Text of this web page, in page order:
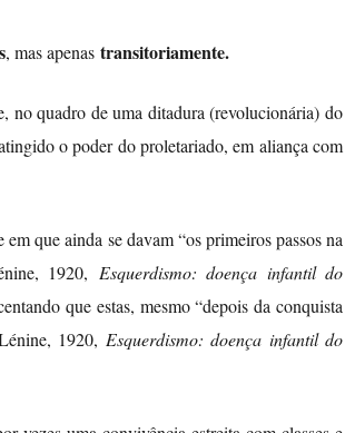
, mas apenas transitoriamente.
no quadro de uma ditadura (revolucionária) do
o poder do proletariado, em aliança com
que ainda se davam “os primeiros passos na
1920, Esquerdismo: doença infantil do
que estas, mesmo “depois da conquista
1920, Esquerdismo: doença infantil do